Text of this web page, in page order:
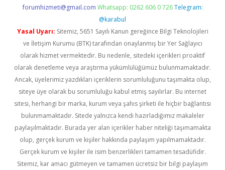
forumhizmeti@gmail.com Whatsapp: 0262 606 0 726 Telegram:
@karabul
Yasal Uyarı: Sitemiz, 5651 Sayılı Kanun gereğince Bilgi Teknolojileri
ve İletişim Kurumu (BTK) tarafından onaylanmış bir Yer Sağlayıcı
olarak hizmet vermektedir. Bu nedenle, sitedeki içerikleri proaktif
olarak denetleme veya araştırma yükümlülüğümüz bulunmamaktadır.
Ancak, üyelerimiz yazdıkları içeriklerin sorumluluğunu taşımakta olup,
siteye üye olarak bu sorumluluğu kabul etmiş sayılırlar. Bu internet
sitesi, herhangi bir marka, kurum veya şahıs şirketi ile hiçbir bağlantısı
bulunmamaktadır. Sitede yalnızca kendi hazırladığımız makaleler
paylaşılmaktadır. Burada yer alan içerikler haber niteliği taşımamakta
olup, gerçek kurum ve kişiler hakkında paylaşım yapılmamaktadır.
Gerçek kurum ve kişiler ile isim benzerlikleri tamamen tesadüfidir.
Sitemiz, kar amacı gütmeyen ve tamamen ücretsiz bir bilgi paylaşım